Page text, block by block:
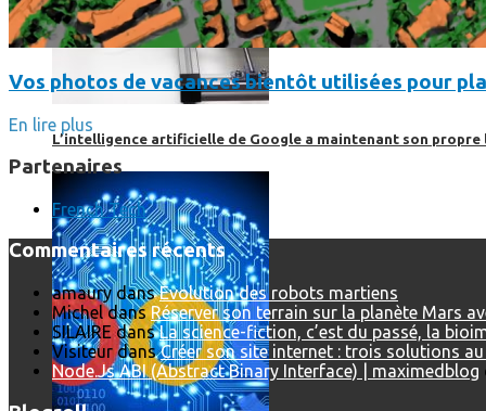
L’intelligence artificielle de Google a maintenant son propre
Vos photos de vacances bientôt utilisées pour
En lire plus
Partenaires
French Tech
Commentaires récents
amaurydansEvolution des robots martiens
MicheldansRéserver son terrain sur la planète Mars
SILAIREdansLa science-fiction, c’est du passé, la
VisiteurdansCréer son site internet : trois solutions au
Node.Js ABI (Abstract Binary Interface) | maximedblog